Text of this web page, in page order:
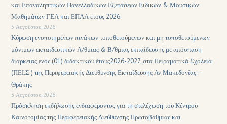
και Επαναληπτικών Πανελλαδικών Εξετάσεων Ειδικών & Μουσικών
Μαθημάτων ΓΕΛ και ΕΠΑΛ έτους 2026
3 Αυγούστου, 2026
Κύρωση ενοποιημένων πινάκων τοποθετούμενων και μη τοποθετούμενων
μόνιμων εκπαιδευτικών Α/θμιας & Β/θμιας εκπαίδευσης με απόσπαση
διάρκειας ενός (01) διδακτικού έτους2026-2027, στα Πειραματικά Σχολεία
(ΠΕΙ.Σ.) της Περιφερειακής Διεύθυνσης Εκπαίδευσης Αν.Μακεδονίας –
Θράκης
3 Αυγούστου, 2026
Πρόσκληση εκδήλωσης ενδιαφέροντος για τη στελέχωση του Κέντρου
Καινοτομίας της Περιφερειακής Διεύθυνσης Πρωτοβάθμιας και